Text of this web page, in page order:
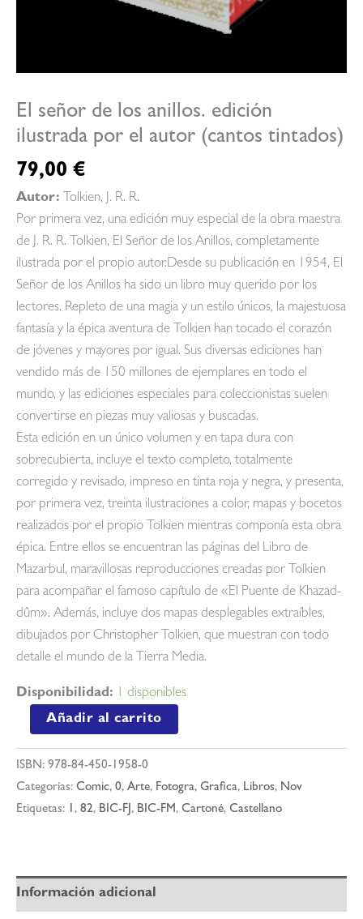
El señor de los anillos. edición
ilustrada por el autor (cantos tintados)
79,00 €
Autor: Tolkien, J. R. R.
Por primera vez, una edición muy especial de la obra maestra
de J. R. R. Tolkien, El Señor de los Anillos, completamente
ilustrada por el propio autor.Desde su publicación en 1954, El
Señor de los Anillos ha sido un libro muy querido por los
lectores. Repleto de una magia y un estilo únicos, la majestuosa
fantasía y la épica aventura de Tolkien han tocado el corazón
de jóvenes y mayores por igual. Sus diversas ediciones han
vendido más de 150 millones de ejemplares en todo el
mundo, y las ediciones especiales para coleccionistas suelen
convertirse en piezas muy valiosas y buscadas.
Esta edición en un único volumen y en tapa dura con
sobrecubierta, incluye el texto completo, totalmente
corregido y revisado, impreso en tinta roja y negra, y presenta,
por primera vez, treinta ilustraciones a color, mapas y bocetos
realizados por el propio Tolkien mientras componía esta obra
épica. Entre ellos se encuentran las páginas del Libro de
Mazarbul, maravillosas reproducciones creadas por Tolkien
para acompañar el famoso capítulo de «El Puente de Khazad-
dûm». Además, incluye dos mapas desplegables extraíbles,
dibujados por Christopher Tolkien, que muestran con todo
detalle el mundo de la Tierra Media.
Disponibilidad: 1 disponibles
señor
de
los
anillos.
el
autor
Añadir al carrito
ISBN: 978-84-450-1958-0
Categorías: Comic, 0, Arte, Fotogra, Grafica, Libros, Nov
Etiquetas: 1 , 82, BIC-FJ , BIC-FM, Cartoné, Castellano
Información adicional